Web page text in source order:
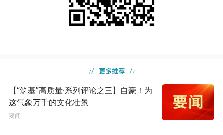
【“筑基”高质量·系列评论之三】自豪！为
这气象万千的文化壮景
要闻